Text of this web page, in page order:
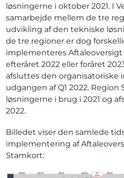
løsningerne i oktober 2021. I
samarbejde mellem de tre
udvikling af den tekniske
de tre regioner er dog
implementeres
efteråret 2022 eller foråret
afsluttes den organisatoriske
udgangen af Q1 2022.
løsningerne i brug i 2021 og
2022.
Billedet viser den samlede
implementering af
Stamkort: